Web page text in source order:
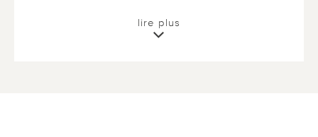
pas utile
lire plus